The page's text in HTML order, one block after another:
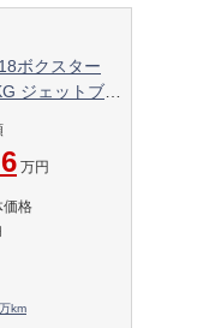
ボクスター
ジェットブラ
万円
価格
km